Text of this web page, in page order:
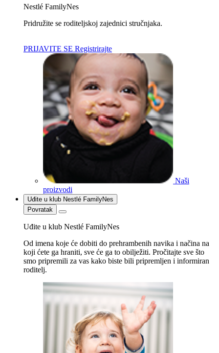
Nestlé FamilyNes
Pridružite se roditeljskoj zajednici stručnjaka.
PRIJAVITE SE Registrirajte
Naši
proizvodi
Uđite u klub Nestlé FamilyNes
Povratak
Uđite u klub Nestlé FamilyNes
Od imena koje će dobiti do prehrambenih navika i načina na
koji ćete ga hraniti, sve će ga to obilježiti. Pročitajte sve što
smo pripremili za vas kako biste bili pripremljen i informiran
roditelj.